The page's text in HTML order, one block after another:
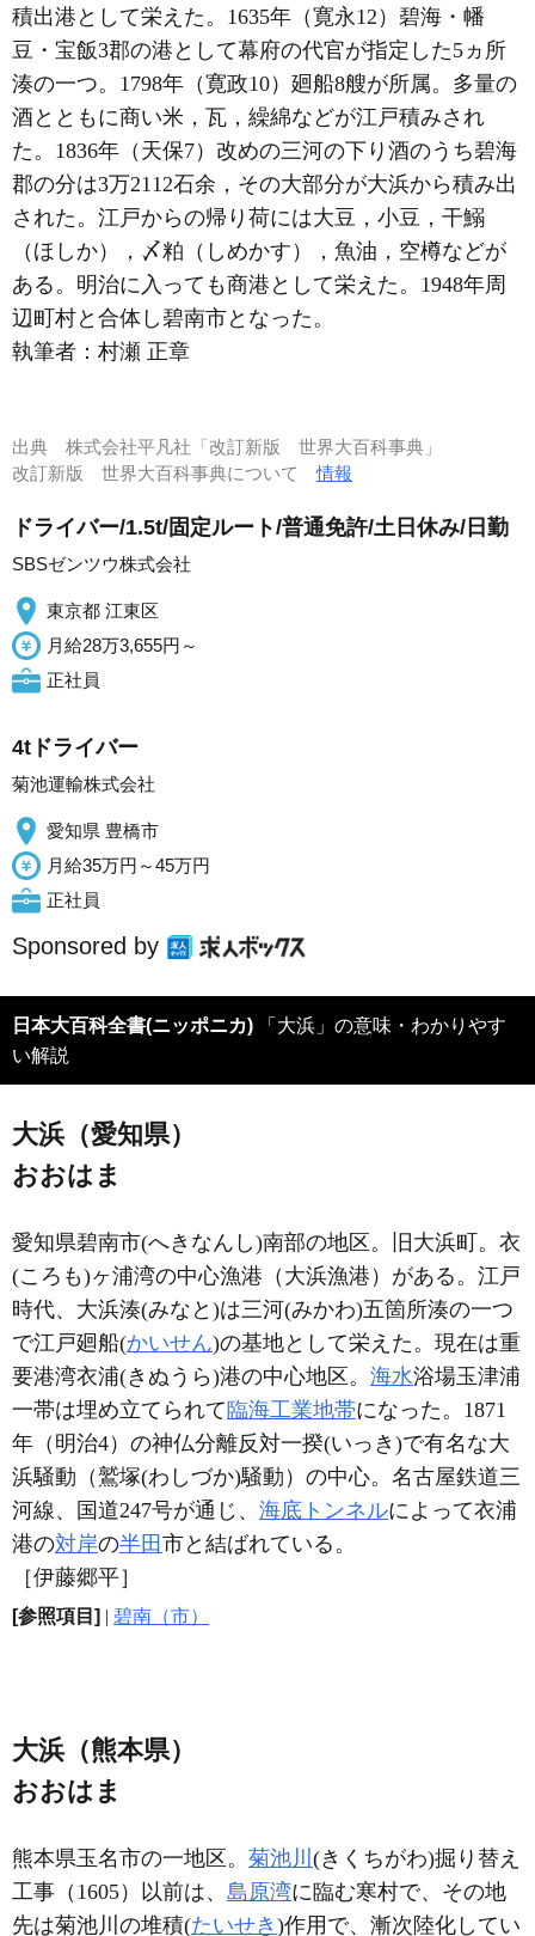
積出港として栄えた。1635年（寛永12）碧海・幡
豆・宝飯3郡の港として幕府の代官が指定した5ヵ所
湊の一つ。1798年（寛政10）廻船8艘が所属。多量の
酒とともに商い米，瓦，繰綿などが江戸積みされ
た。1836年（天保7）改めの三河の下り酒のうち碧海
郡の分は3万2112石余，その大部分が大浜から積み出
された。江戸からの帰り荷には大豆，小豆，干鰯
（ほしか），〆粕（しめかす），魚油，空樽などが
ある。明治に入っても商港として栄えた。1948年周
辺町村と合体し碧南市となった。
執筆者： 村瀬 正章
出典 株式会社平凡社「改訂新版 世界大百科事典」
改訂新版 世界大百科事典について情報
ドライバー/1.5t/固定ルート/普通免許/土日休み/日勤
SBSゼンツウ株式会社
東京都 江東区
月給28万3,655円～
正社員
4tドライバー
菊池運輸株式会社
愛知県 豊橋市
月給35万円～45万円
正社員
Sponsored by
日本大百科全書(ニッポニカ)
い解説
大浜（愛知県）
おおはま
愛知県碧南市(へきなんし)南部の地区。旧大浜町。衣
(ころも)ヶ浦湾の中心漁港（大浜漁港）がある。江戸
時代、大浜湊(みなと)は三河(みかわ)五箇所湊の一つ
で江戸廻船(かいせん)の基地として栄えた。現在は重
要港湾衣浦(きぬうら)港の中心地区。 海水浴場玉津浦
一帯は埋め立てられて 臨海工業地帯になった。1871
年（明治4）の神仏分離反対一揆(いっき)で有名な大
浜騒動（鷲塚(わしづか)騒動）の中心。名古屋鉄道三
河線、国道247号が通じ、 海底トンネルによって衣浦
港の対岸の半田 市と結ばれている。
［伊藤郷平］
[参照項目] | 碧南（市）
大浜（熊本県）
おおはま
熊本県玉名市の一地区。 菊池川 (きくちがわ)掘り替え
工事（1605）以前は、 島原湾に臨む寒村で、その地
先は菊池川の堆積(たいせき )作用で、漸次陸化してい